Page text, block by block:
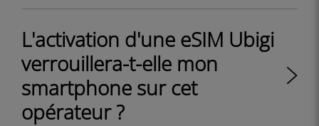
L'activation d'une eSIM Ubigi
verrouillera-t-elle mon
smartphone sur cet
opérateur ?